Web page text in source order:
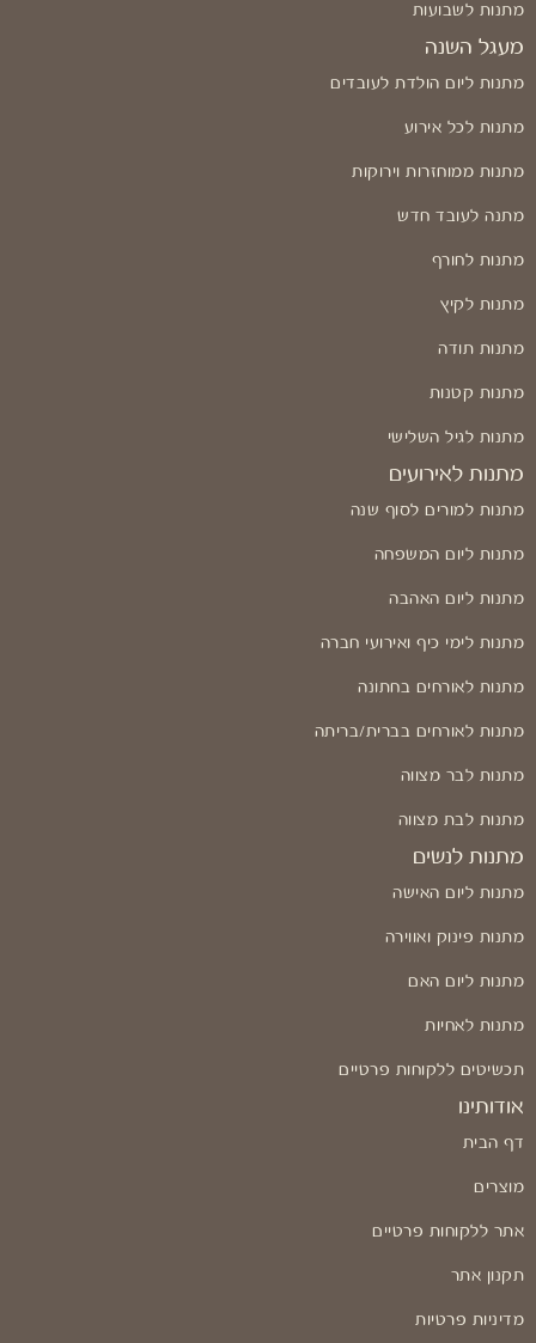
מתנות לשבועות
מעגל השנה
מתנות ליום הולדת לעובדים
מתנות לכל אירוע
מתנות ממוחזרות וירוקות
מתנה לעובד חדש
מתנות לחורף
מתנות לקיץ
מתנות תודה
מתנות קטנות
מתנות לגיל השלישי
מתנות לאירועים
מתנות למורים לסוף שנה
מתנות ליום המשפחה
מתנות ליום האהבה
מתנות לימי כיף ואירועי חברה
מתנות לאורחים בחתונה
מתנות לאורחים בברית/בריתה
מתנות לבר מצווה
מתנות לבת מצווה
מתנות לנשים
מתנות ליום האישה
מתנות פינוק ואווירה
מתנות ליום האם
מתנות לאחיות
תכשיטים ללקוחות פרטיים
אודותינו
דף הבית
מוצרים
אתר ללקוחות פרטיים
תקנון אתר
מדיניות פרטיות